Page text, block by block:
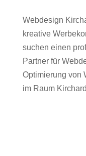
Webdesign
kreative
suchen einen
Partner für
Optimierung von
im Raum